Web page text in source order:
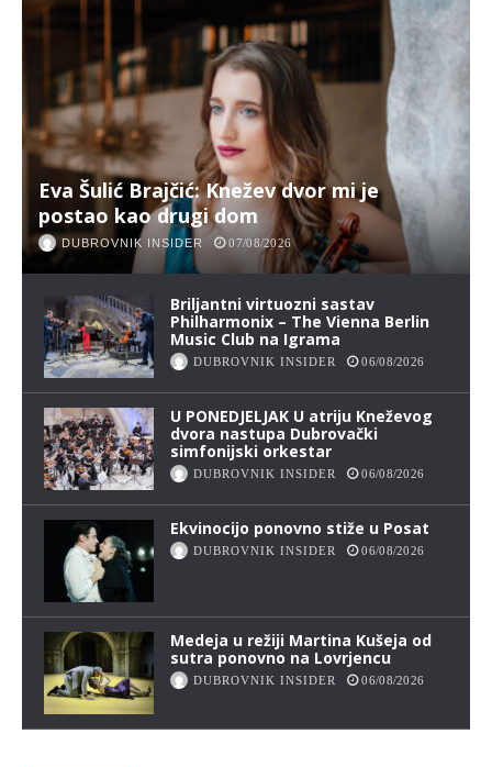
Eva Šulić Brajčić: Knežev dvor mi je
postao kao drugi dom
DUBROVNIK INSIDER 07/08/2026
Briljantni virtuozni sastav
Philharmonix – The Vienna Berlin
Music Club na Igrama
DUBROVNIK INSIDER 06/08/2026
U PONEDJELJAK U atriju Kneževog
dvora nastupa Dubrovački
simfonijski orkestar
DUBROVNIK INSIDER 06/08/2026
Ekvinocijo ponovno stiže u Posat
DUBROVNIK INSIDER 06/08/2026
Medeja u režiji Martina Kušeja od
sutra ponovno na Lovrjencu
DUBROVNIK INSIDER 06/08/2026